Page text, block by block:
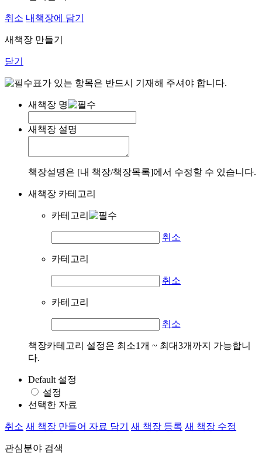
취소 내책장에 담기
새책장 만들기
닫기
표가 있는 항목은 반드시 기재해 주셔야 합니다.
새책장 명
새책장 설명
책장설명은 [내 책장/책장목록]에서 수정할 수 있습니다.
새책장 카테고리
카테고리
취소
카테고리
취소
카테고리
취소
책장카테고리 설정은 최소1개 ~ 최대3개까지 가능합니
다.
Default 설정
설정
선택한 자료
취소 새 책장 만들어 자료 담기 새 책장 등록 새 책장 수정
관심분야 검색